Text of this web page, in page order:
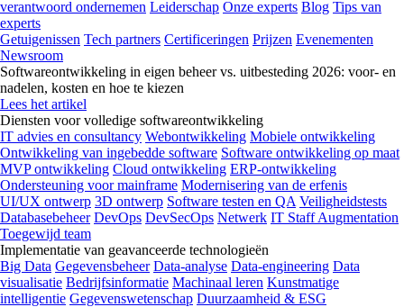
verantwoord ondernemen Leiderschap Onze experts Blog Tips van
experts
Getuigenissen Tech partners Certificeringen Prijzen Evenementen
Newsroom
Softwareontwikkeling in eigen beheer vs. uitbesteding 2026: voor- en
nadelen, kosten en hoe te kiezen
Lees het artikel
Diensten voor volledige softwareontwikkeling
IT advies en consultancy Webontwikkeling Mobiele ontwikkeling
Ontwikkeling van ingebedde software Software ontwikkeling op maat
MVP ontwikkeling Cloud ontwikkeling ERP-ontwikkeling
Ondersteuning voor mainframe Modernisering van de erfenis
UI/UX ontwerp 3D ontwerp Software testen en QA Veiligheidstests
Databasebeheer DevOps DevSecOps Netwerk IT Staff Augmentation
Toegewijd team
Implementatie van geavanceerde technologieën
Big Data Gegevensbeheer Data-analyse Data-engineering Data
visualisatie Bedrijfsinformatie Machinaal leren Kunstmatige
intelligentie Gegevenswetenschap Duurzaamheid & ESG